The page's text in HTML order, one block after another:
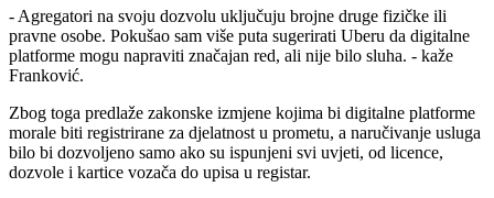
- Agregatori na svoju dozvolu uključuju brojne druge fizičke ili
pravne osobe. Pokušao sam više puta sugerirati Uberu da digitalne
platforme mogu napraviti značajan red, ali nije bilo sluha. - kaže
Franković.
Zbog toga predlaže zakonske izmjene kojima bi digitalne platforme
morale biti registrirane za djelatnost u prometu, a naručivanje usluga
bilo bi dozvoljeno samo ako su ispunjeni svi uvjeti, od licence,
dozvole i kartice vozača do upisa u registar.